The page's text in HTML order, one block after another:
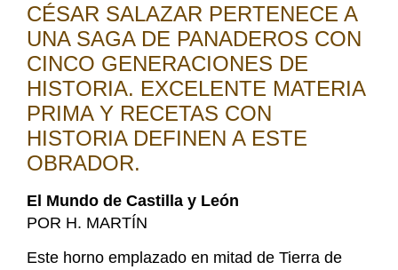
CÉSAR SALAZAR PERTENECE A
UNA SAGA DE PANADEROS CON
CINCO GENERACIONES DE
HISTORIA. EXCELENTE MATERIA
PRIMA Y RECETAS CON
HISTORIA DEFINEN A ESTE
OBRADOR.
El Mundo de Castilla y León
POR H. MARTÍN
Este horno emplazado en mitad de Tierra de